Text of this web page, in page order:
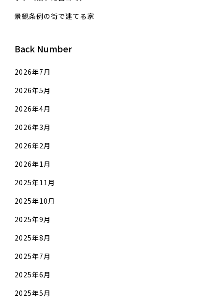
景観条例の街で建てる家
Back Number
2026年7月
2026年5月
2026年4月
2026年3月
2026年2月
2026年1月
2025年11月
2025年10月
2025年9月
2025年8月
2025年7月
2025年6月
2025年5月